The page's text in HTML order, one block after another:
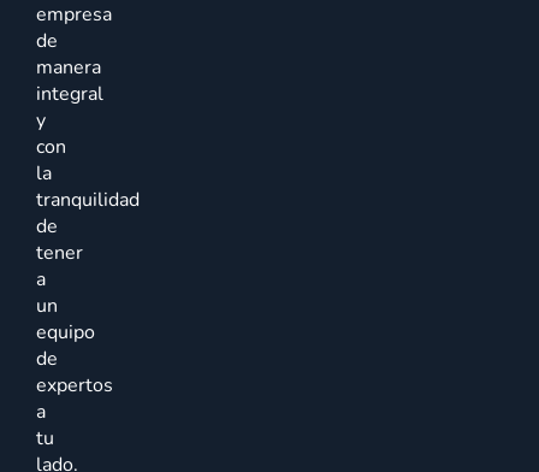
empresa
de
manera
integral
y
con
la
tranquilidad
de
tener
a
un
equipo
de
expertos
a
tu
lado.